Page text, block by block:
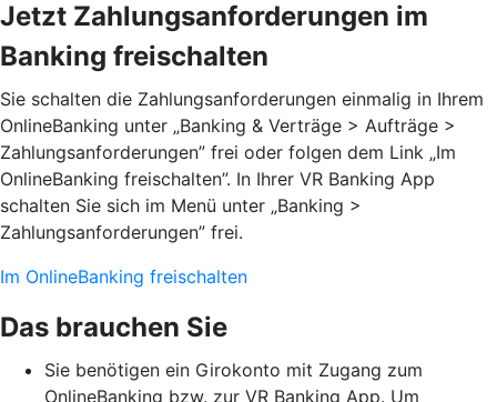
Jetzt Zahlungsanforderungen im
Banking freischalten
Sie schalten die Zahlungsanforderungen einmalig in Ihrem
OnlineBanking unter „Banking & Verträge > Aufträge >
Zahlungsanforderungen”­ frei oder folgen dem Link „Im
OnlineBanking freischalten”. In Ihrer VR Banking App
schalten Sie sich im Menü unter „Banking >
Zahlungsanforderungen” frei.
Im OnlineBanking freischalten
Das brauchen Sie
Sie benötigen ein Girokonto mit Zugang zum
OnlineBanking bzw. zur VR Banking App. Um